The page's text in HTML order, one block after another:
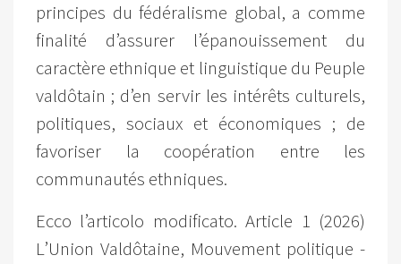
principes du fédéralisme global, a comme
finalité d’assurer l’épanouissement du
caractère ethnique et linguistique du Peuple
valdôtain ; d’en servir les intérêts culturels,
politiques, sociaux et économiques ; de
favoriser la coopération entre les
communautés ethniques.
Ecco l’articolo modificato. Article 1 (2026)
L’Union Valdôtaine, Mouvement politique -